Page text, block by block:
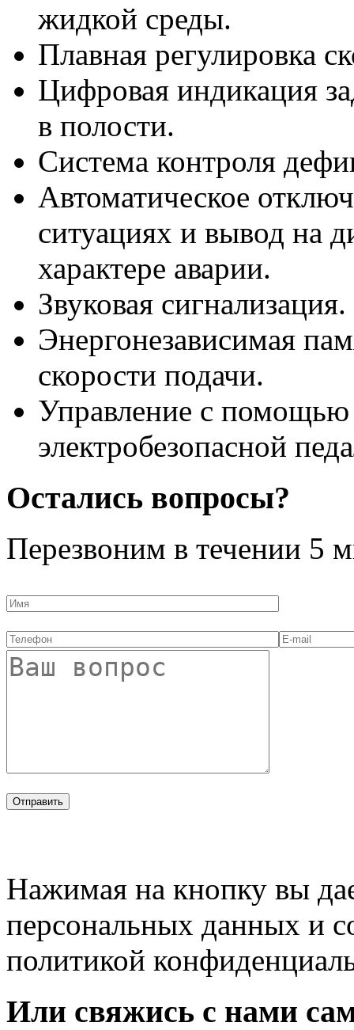
жидкой среды.
Плавная регулировка
Цифровая индикация
в полости.
Система контроля
Автоматическое
ситуациях и вывод на
характере аварии.
Звуковая сигнализация.
Энергонезависимая
скорости подачи.
Управление с помощью
электробезопасной
Остались вопросы?
Перезвоним в течении 5
Нажимая на кнопку вы
персональных данных и
политикой
Или свяжись с нами